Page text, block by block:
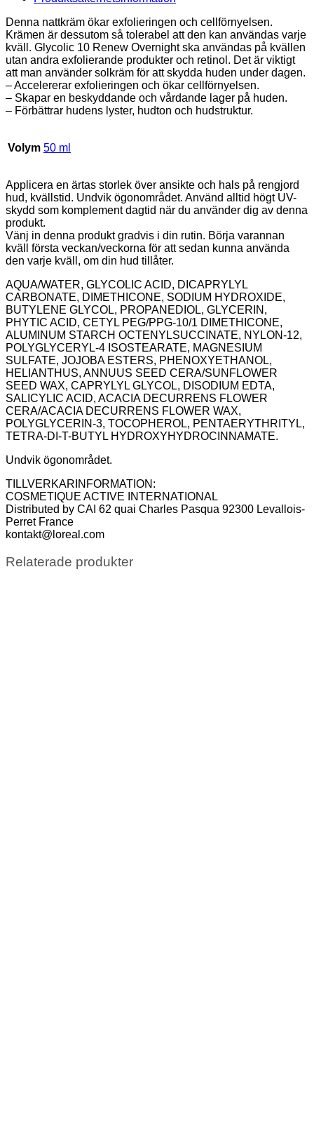
Denna nattkräm ökar exfolieringen och cellförnyelsen.
Krämen är dessutom så tolerabel att den kan användas varje
kväll. Glycolic 10 Renew Overnight ska användas på kvällen
utan andra exfolierande produkter och retinol. Det är viktigt
att man använder solkräm för att skydda huden under dagen.
– Accelererar exfolieringen och ökar cellförnyelsen.
– Skapar en beskyddande och vårdande lager på huden.
– Förbättrar hudens lyster, hudton och hudstruktur.
Volym 50 ml
Applicera en ärtas storlek över ansikte och hals på rengjord
hud, kvällstid. Undvik ögonområdet. Använd alltid högt UV-
skydd som komplement dagtid när du använder dig av denna
produkt.
Vänj in denna produkt gradvis i din rutin. Börja varannan
kväll första veckan/veckorna för att sedan kunna använda
den varje kväll, om din hud tillåter.
AQUA/WATER, GLYCOLIC ACID, DICAPRYLYL
CARBONATE, DIMETHICONE, SODIUM HYDROXIDE,
BUTYLENE GLYCOL, PROPANEDIOL, GLYCERIN,
PHYTIC ACID, CETYL PEG/PPG-10/1 DIMETHICONE,
ALUMINUM STARCH OCTENYLSUCCINATE, NYLON-12,
POLYGLYCERYL-4 ISOSTEARATE, MAGNESIUM
SULFATE, JOJOBA ESTERS, PHENOXYETHANOL,
HELIANTHUS, ANNUUS SEED CERA/SUNFLOWER
SEED WAX, CAPRYLYL GLYCOL, DISODIUM EDTA,
SALICYLIC ACID, ACACIA DECURRENS FLOWER
CERA/ACACIA DECURRENS FLOWER WAX,
POLYGLYCERIN-3, TOCOPHEROL, PENTAERYTHRITYL,
TETRA-DI-T-BUTYL HYDROXYHYDROCINNAMATE.
Undvik ögonområdet.
TILLVERKARINFORMATION​:
COSMETIQUE ACTIVE INTERNATIONAL​
Distributed by CAI 62 quai Charles Pasqua 92300 Levallois-
Perret France​
kontakt@loreal.com
Relaterade produkter